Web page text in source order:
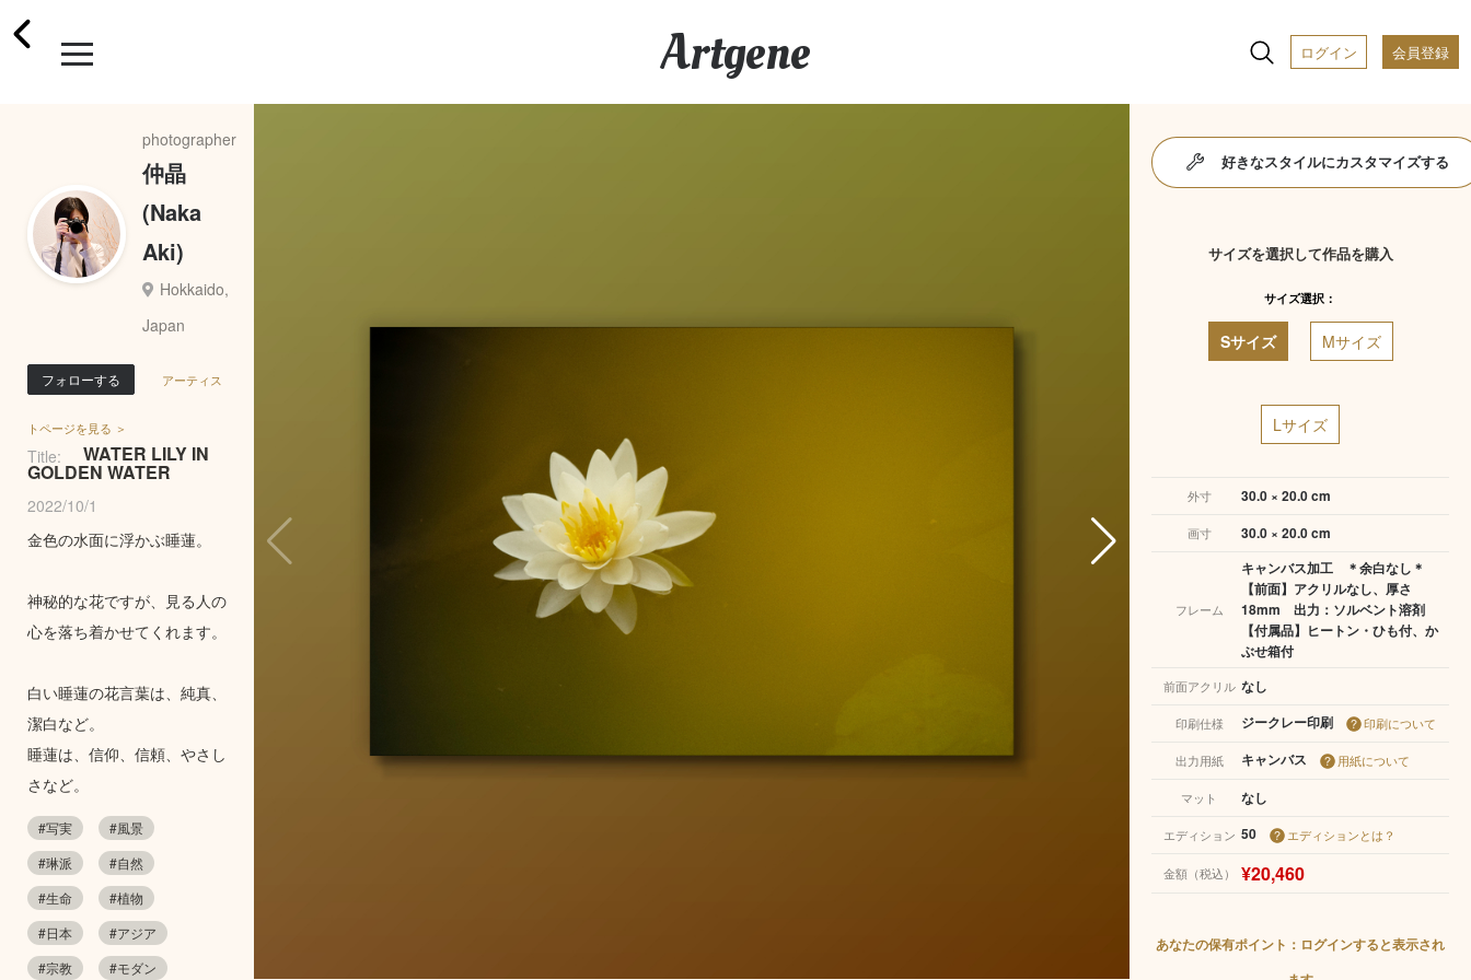
Artgene ログイン 会員登録
photographer
仲晶
(Naka
Aki)
Hokkaido,
Japan
フォローする アーティス
トページを見る ＞
Title: WATER LILY IN
GOLDEN WATER
2022/10/1
金色の水面に浮かぶ睡蓮。
神秘的な花ですが、見る人の
心を落ち着かせてくれます。
白い睡蓮の花言葉は、純真、
潔白など。
睡蓮は、信仰、信頼、やさし
さなど。
#写実
#風景
#琳派
#自然
#生命
#植物
#日本
#アジア
#宗教
#モダン
好きなスタイルにカスタマイズする
サイズを選択して作品を購入
サイズ選択：
Sサイズ Mサイズ
Lサイズ
外寸 30.0 × 20.0 cm
画寸 30.0 × 20.0 cm
フレーム
キャンバス加工 ＊余白なし＊
【前面】アクリルなし、厚さ
18mm 出力：ソルベント溶剤
【付属品】ヒートン・ひも付、か
ぶせ箱付
前面アクリル なし
印刷仕様 ジークレー印刷 印刷について
出力用紙 キャンバス 用紙について
マット なし
エディション 50 エディションとは？
金額（税込） ¥20,460
あなたの保有ポイント：ログインすると表示され